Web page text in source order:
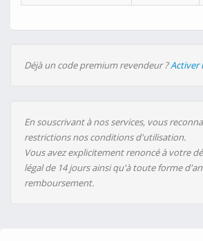
Déjà un code premium revendeur ?Activer
En souscrivant à nos services, vous
restrictions nos conditions d'utilisation.
Vous avez explicitement renoncé à votre
légal de 14 jours ainsi qu'à toute forme
remboursement.